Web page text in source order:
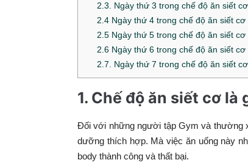
2.3. Ngày thứ 3 trong chế độ ăn siết cơ
2.4 Ngày thứ 4 trong chế độ ăn siết cơ
2.5 Ngày thứ 5 trong chế độ ăn siết cơ
2.6 Ngày thứ 6 trong chế độ ăn siết cơ
2.7. Ngày thứ 7 trong chế độ ăn siết cơ
1. Chế độ ăn siết cơ
Đối với những người tập Gym và thường
dưỡng thích hợp. Mà việc ăn uống này
body thành công và thất bại.